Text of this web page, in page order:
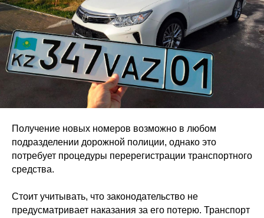
Получение новых номеров возможно в любом
подразделении дорожной полиции, однако это
потребует процедуры перерегистрации транспортного
средства.
Стоит учитывать, что законодательство не
предусматривает наказания за его потерю. Транспорт